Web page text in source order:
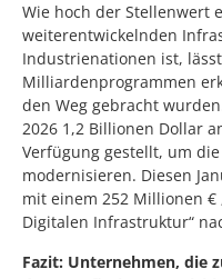
Wie hoch der Stellenwert
weiterentwickelnden
Industrienationen ist,
Milliardenprogrammen
den Weg gebracht
2026 1,2 Billionen Dollar
Verfügung gestellt, um
modernisieren. Diesen
mit einem 252 Millionen €
Digitalen Infrastruktur“
Fazit: Unternehmen, die